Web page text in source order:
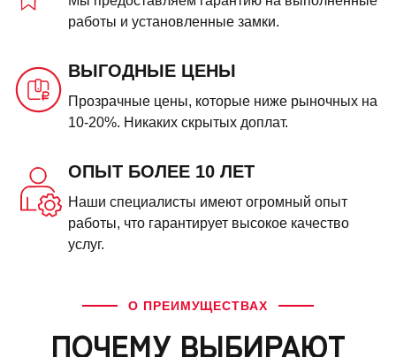
работы и установленные замки.
ВЫГОДНЫЕ ЦЕНЫ
Прозрачные цены, которые ниже рыночных на
10-20%. Никаких скрытых доплат.
ОПЫТ БОЛЕЕ 10 ЛЕТ
Наши специалисты имеют огромный опыт
работы, что гарантирует высокое качество
услуг.
О ПРЕИМУЩЕСТВАХ
ПОЧЕМУ ВЫБИРАЮТ